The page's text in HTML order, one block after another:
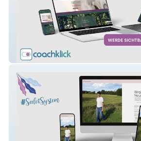
Bioenergetik Kammerlander